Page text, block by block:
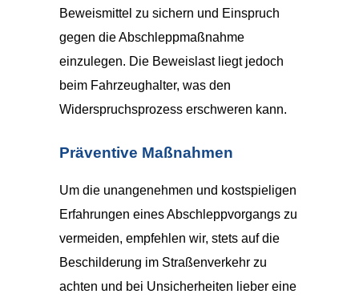
Beweismittel zu sichern und Einspruch
gegen die Abschleppmaßnahme
einzulegen. Die Beweislast liegt jedoch
beim Fahrzeughalter, was den
Widerspruchsprozess erschweren kann.
Präventive Maßnahmen
Um die unangenehmen und kostspieligen
Erfahrungen eines Abschleppvorgangs zu
vermeiden, empfehlen wir, stets auf die
Beschilderung im Straßenverkehr zu
achten und bei Unsicherheiten lieber eine